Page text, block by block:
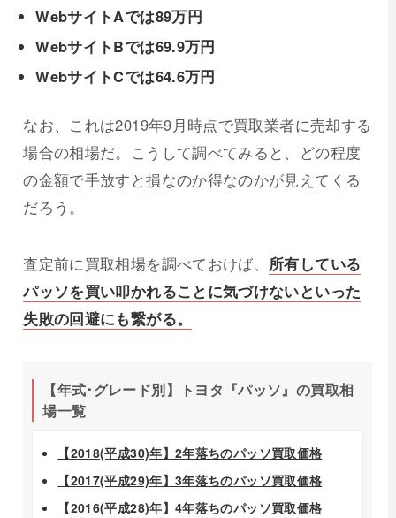
WebサイトAでは89万円
WebサイトBでは69.9万円
WebサイトCでは64.6万円
なお、これは2019年9月時点で買取業者に売却する
場合の相場だ。こうして調べてみると、どの程度
の金額で手放すと損なのか得なのかが見えてくる
だろう。
査定前に買取相場を調べておけば、 所有している
パッソを買い叩かれることに気づけないといった
失敗の回避にも繋がる。
【年式･グレード別】トヨタ『パッソ』の買取相
場一覧
【2018(平成30)年】2年落ちのパッソ買取価格
【2017(平成29)年】3年落ちのパッソ買取価格
【2016(平成28)年】4年落ちのパッソ買取価格